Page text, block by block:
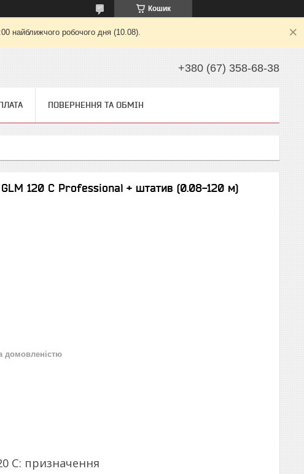
Кошик
найближчого робочого дня (10.08).
+380 (67) 358-68-38
ПОВЕРНЕННЯ ТА ОБМІН
120 C Professional + штатив (0.08-120 м)
домовленістю
C: призначення